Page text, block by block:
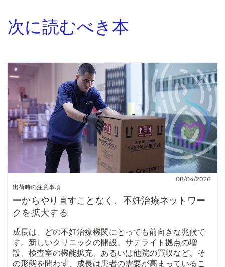
次に読むべき本
出荷時の注意事項
08/04/2026
一からやり直すことなく、不妊治療ネットワー
クを拡大する
成長は、どの不妊治療機関にとっても前向きな兆候で
す。新しいクリニックの開設、サテライト拠点の増
設、検査室の機能拡充、あるいは他院の買収など、そ
の形態を問わず、成長は患者の需要が高まっているこ